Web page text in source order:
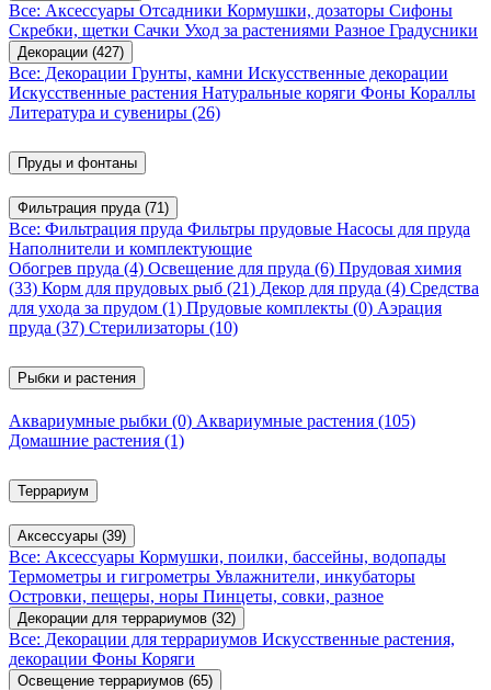
Все: Аксессуары Отсадники Кормушки, дозаторы Сифоны
Скребки, щетки Сачки Уход за растениями Разное Градусники
Декорации (427)
Все: Декорации Грунты, камни Искусственные декорации
Искусственные растения Натуральные коряги Фоны Кораллы
Литература и сувениры (26)
Пруды и фонтаны
Фильтрация пруда (71)
Все: Фильтрация пруда Фильтры прудовые Насосы для пруда
Наполнители и комплектующие
Обогрев пруда (4) Освещение для пруда (6) Прудовая химия
(33) Корм для прудовых рыб (21) Декор для пруда (4) Средства
для ухода за прудом (1) Прудовые комплекты (0) Аэрация
пруда (37) Стерилизаторы (10)
Рыбки и растения
Аквариумные рыбки (0) Аквариумные растения (105)
Домашние растения (1)
Террариум
Аксессуары (39)
Все: Аксессуары Кормушки, поилки, бассейны, водопады
Термометры и гигрометры Увлажнители, инкубаторы
Островки, пещеры, норы Пинцеты, совки, разное
Декорации для террариумов (32)
Все: Декорации для террариумов Искусственные растения,
декорации Фоны Коряги
Освещение террариумов (65)